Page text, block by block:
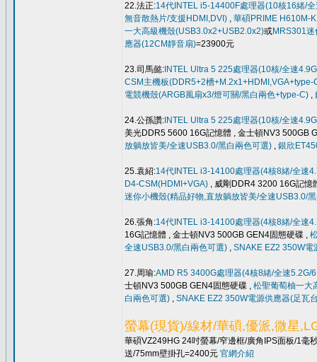
22.法正:14代INTEL i5-14400F處理器(10核16緒/
無音散熱片/支援HDMI,DVI) , 華碩PRIME H610M-
一大高級機殼(USB3.0x2+USB2.0x2)或MRS301
應器(12CM靜音扇)=23900元
23.司馬懿: INTEL Ultra 5 225處理器(10核/全速
CSM主機板(DDR5+2槽+M.2x1+HDMI,VGA+type-
電競機殼(ARGB風扇x3/燈可關/黑白兩色+type-C) ,
24.公孫讚: INTEL Ultra 5 225處理器(10核/全速
美光DDR5 5600 16G記憶體 , 金士頓NV3 500GB
放躺放皆美/全速USB3.0/黑白兩色可選) , 銀欣
25.袁紹:14代INTEL i3-14100處理器(4核8緒/全速
D4-CSM(HDMI+VGA) , 威剛DDR4 3200 16G記憶
迷你小機殼(精品好物,直放躺放皆美/全速USB3.0/
26.張角:14代INTEL i3-14100處理器(4核8緒/全速
16G記憶體 , 金士頓NV3 500GB GEN4固態硬碟 ,
全速USB3.0/黑白兩色可選) , SNAKE EZ2 350W電
27.周瑜:AMD R5 3400G處理器(4核8緒/全速5.2G/
士頓NV3 500GB GEN4固態硬碟 , 松聖葡萄柚一大
白兩色可選) , SNAKE EZ2 350W電源供應器(足瓦
螢幕(現貨)/線材/華碩,優派,微星
華碩VZ249HG 24吋螢幕/窄邊框/廣角IPS面板/1毫
送/75mm壁掛孔=2400元 官網介紹